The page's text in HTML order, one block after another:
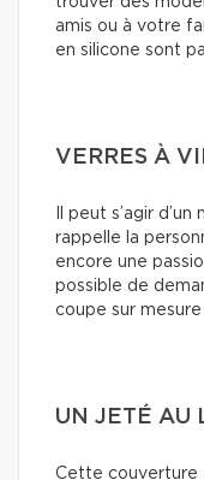
amis ou à votre
en silicone sont
VERRES À
Il peut s’agir
rappelle la
encore une
possible de
coupe sur
UN JETÉ AU
Cette couverture